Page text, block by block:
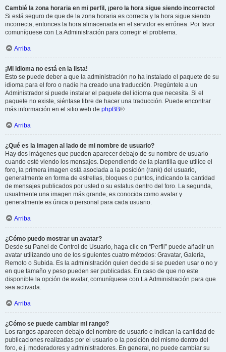
Cambié la zona horaria en mi perfil, ¡pero la hora sigue siendo incorrecto!
Si está seguro de que de la zona horaria es correcta y la hora sigue siendo
incorrecta, entonces la hora almacenada en el servidor es errónea. Por favor
comuníquese con La Administración para corregir el problema.
Arriba
¡Mi idioma no está en la lista!
Esto se puede deber a que la administración no ha instalado el paquete de su
idioma para el foro o nadie ha creado una traducción. Pregúntele a un
Administrador si puede instalar el paquete del idioma que necesita. Si el
paquete no existe, siéntase libre de hacer una traducción. Puede encontrar
más información en el sitio web de phpBB®
Arriba
¿Qué es la imagen al lado de mi nombre de usuario?
Hay dos imágenes que pueden aparecer debajo de su nombre de usuario
cuando esté viendo los mensajes. Dependiendo de la plantilla que utilice el
foro, la primera imagen está asociada a la posición (rank) del usuario,
generalmente en forma de estrellas, bloques o puntos, indicando la cantidad
de mensajes publicados por usted o su estatus dentro del foro. La segunda,
usualmente una imagen más grande, es conocida como avatar y
generalmente es única o personal para cada usuario.
Arriba
¿Cómo puedo mostrar un avatar?
Desde su Panel de Control de Usuario, haga clic en “Perfil” puede añadir un
avatar utilizando uno de los siguientes cuatro métodos: Gravatar, Galería,
Remoto o Subida. Es la administración quien decide si se pueden usar o no y
en que tamaño y peso pueden ser publicadas. En caso de que no este
disponible la opción de avatar, comuníquese con La Administración para que
sea activada.
Arriba
¿Cómo se puede cambiar mi rango?
Los rangos aparecen debajo del nombre de usuario e indican la cantidad de
publicaciones realizadas por el usuario o la posición del mismo dentro del
foro, e.j. moderadores y administradores. En general, no puede cambiar su